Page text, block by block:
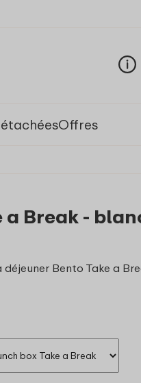
Offres
a Break -
Bento Take a